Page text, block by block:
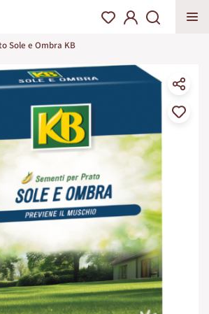
Sole e Ombra KB